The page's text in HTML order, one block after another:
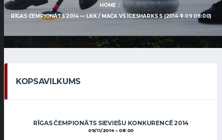
HOME
RĪGAS ČEMPIONĀTS 2014 — LKK / MAČA VS ICESHARKS S (2014-11-09 08:00)
KOPSAVILKUMS
RĪGAS ČEMPIONĀTS SIEVIEŠU KONKURENCĒ 2014
09/11/2014 08:00